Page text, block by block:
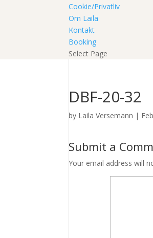
Cookie/Privatliv
Om Laila
Kontakt
Booking
Select Page
DBF-20-32
by Laila Versemann |
Submit a
Your email address will